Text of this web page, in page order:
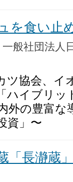
を食い止
一般社団法
ツ協会、イ
ハイブリッ
外の豊富
資」〜
「長瀞蔵